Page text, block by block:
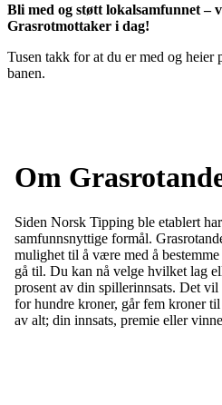
Bli med og støtt lokalsamfunnet –
Grasrotmottaker i dag!
Tusen takk for at du er med og heier
banen.
Om
Siden Norsk Tipping ble etablert
samfunnsnyttige formål.
mulighet til å være med å
gå til. Du kan nå velge hvilket lag
prosent av din spillerinnsats. Det
for hundre kroner, går fem kroner
av alt; din innsats, premie eller